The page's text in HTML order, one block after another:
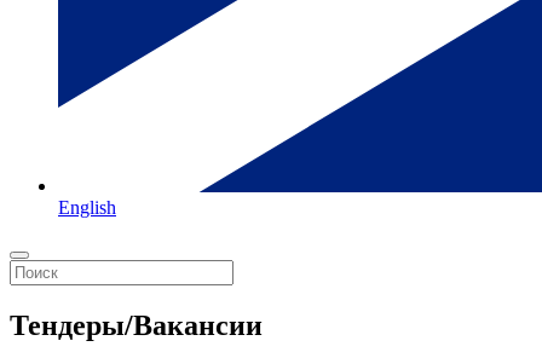
English
Тендеры/Вакансии